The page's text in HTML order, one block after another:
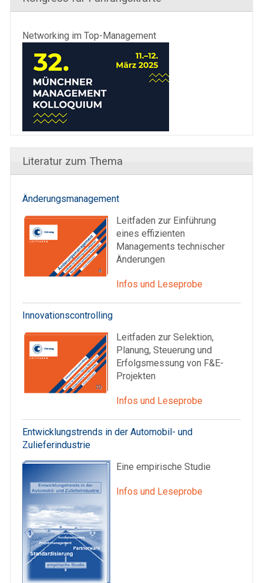
Networking im Top-Management
Literatur zum Thema
Änderungsmanagement
Leitfaden zur Einführung
eines effizienten
Managements technischer
Änderungen
Infos und Leseprobe
Innovationscontrolling
Leitfaden zur Selektion,
Planung, Steuerung und
Erfolgsmessung von F&E-
Projekten
Infos und Leseprobe
Entwicklungstrends in der Automobil- und
Zulieferindustrie
Eine empirische Studie
Infos und Leseprobe